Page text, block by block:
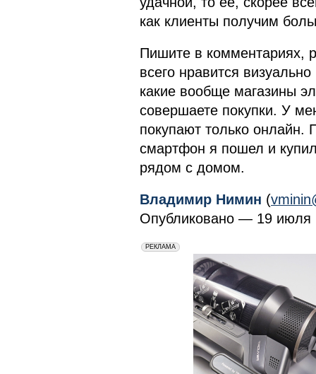
как клиенты получим
Пишите в комментариях,
всего нравится
какие вообще магазины
совершаете покупки. У
покупают только онлайн.
смартфон я пошел и
рядом с домом.
Владимир Нимин (
Опубликовано — 19 июля
erid: 2VfnxxmNzs5
РЕКЛАМА